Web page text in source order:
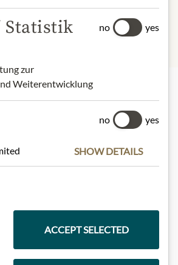
Statistik
zur
Weiterentwicklung
no yes
no yes
SHOW DETAILS
ACCEPT SELECTED